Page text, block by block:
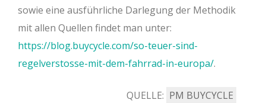
sowie eine ausführliche Darlegung der Methodik
mit allen Quellen findet man unter:
https://blog.buycycle.com/so-teuer-sind-
regelverstosse-mit-dem-fahrrad-in-europa/.
QUELLE: PM BUYCYCLE